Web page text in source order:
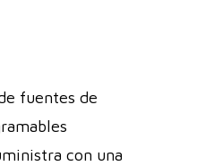
fuentes de
con una